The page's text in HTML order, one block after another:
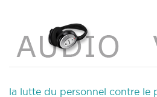
(2022-2023) (PDF)
2023) (PDF)
|
(PDF)
|MOTION 1259
(2022-2023) (PDF)
|
la lutte du personnel contre le